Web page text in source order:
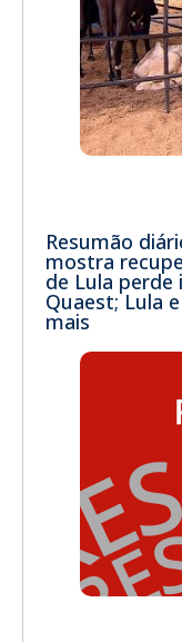
Resumão
mostra
de Lula
Quaest; Lula
mais